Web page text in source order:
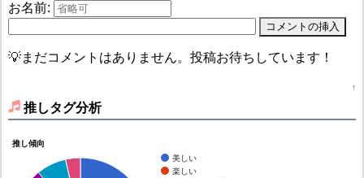
お名前:
💡まだコメントはありません。投稿お待ちしています！
↑
推しタグ分析
推し傾向
美しい
楽しい